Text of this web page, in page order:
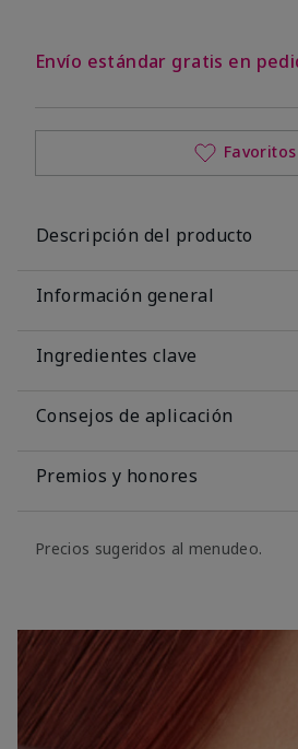
Envío estándar gratis en
Favoritos
Descripción del producto
Información general
Ingredientes clave
Consejos de aplicación
Premios y honores
Precios sugeridos al menudeo.